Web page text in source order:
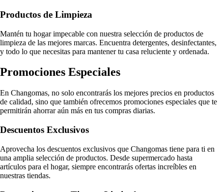
Productos de Limpieza
Mantén tu hogar impecable con nuestra selección de productos de
limpieza de las mejores marcas. Encuentra detergentes, desinfectantes,
y todo lo que necesitas para mantener tu casa reluciente y ordenada.
Promociones Especiales
En Changomas, no solo encontrarás los mejores precios en productos
de calidad, sino que también ofrecemos promociones especiales que te
permitirán ahorrar aún más en tus compras diarias.
Descuentos Exclusivos
Aprovecha los descuentos exclusivos que Changomas tiene para ti en
una amplia selección de productos. Desde supermercado hasta
artículos para el hogar, siempre encontrarás ofertas increíbles en
nuestras tiendas.